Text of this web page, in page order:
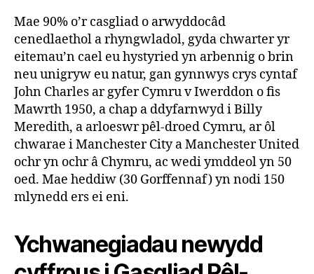
Mae 90% o’r casgliad o arwyddocâd
cenedlaethol a rhyngwladol, gyda chwarter yr
eitemau’n cael eu hystyried yn arbennig o brin
neu unigryw eu natur, gan gynnwys crys cyntaf
John Charles ar gyfer Cymru v Iwerddon o fis
Mawrth 1950, a chap a ddyfarnwyd i Billy
Meredith, a arloeswr pêl-droed Cymru, ar ôl
chwarae i Manchester City a Manchester United
ochr yn ochr â Chymru, ac wedi ymddeol yn 50
oed. Mae heddiw (30 Gorffennaf) yn nodi 150
mlynedd ers ei eni.
Ychwanegiadau newydd